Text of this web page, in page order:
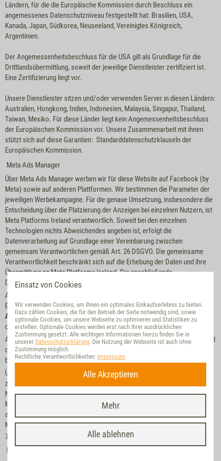
Einsatz von Cookies
Wir verwenden Cookies, um Ihnen ein optimales Einkaufserlebnis zu bieten.
Dazu zählen Cookies, die für den Betrieb der Seite notwendig sind, sowie
optionale Cookies, um unsere Webseite zu optimieren und Statistiken zu
erstellen. Optionale Cookies werden erst nach Ihrer ausdrücklichen
Zustimmung gesetzt. Alle wichtigen Informationen hierzu finden Sie in
unserer Datenschutzerklärung. Die Nutzung der Webseite ist auch ohne
Zustimmung möglich.
Rechtliche Verantwortlichkeiten: Impressum
Alle Akzeptieren
Mehr
Ländern, für die die Europäische Kommission durch Beschluss ein
angemessenes Datenschutzniveau festgestellt hat: Brasilien, USA,
Kanada, Japan, Südkorea, Neuseeland, Vereinigtes Königreich,
Argentinien.
Der Angemessenheitsbeschluss für die USA gilt als Grundlage für die
Drittlandsübermittlung, soweit der jeweilige Dienstleister zertifiziert ist.
Eine Zertifizierung liegt vor.
Unsere Dienstleister sitzen und/oder verwenden Server in diesen Ländern:
Australien, Hongkong, Indien, Indonesien, Malaysia, Singapur, Thailand,
Taiwan, Mexiko. Für diese Länder liegt kein Angemessenheitsbeschluss
der Europäischen Kommission vor. Unsere Zusammenarbeit mit ihnen
stützt sich auf diese Garantien: Standarddatenschutzklauseln der
Europäischen Kommission.
Meta Ads Manager
Über Meta Ads Manager werben wir für diese Website auf Facebook (by
Meta) sowie auf anderen Plattformen. Wir bestimmen die Parameter der
jeweiligen Werbekampagne. Für die genaue Umsetzung, insbesondere die
Entscheidung über die Platzierung der Anzeigen bei einzelnen Nutzern, ist
Meta Platforms Ireland verantwortlich. Soweit bei den einzelnen
Technologien nichts Abweichendes angeben ist, erfolgt die
Datenverarbeitung auf Grundlage einer Vereinbarung zwischen
gemeinsam Verantwortlichen gemäß Art. 26 DSGVO. Die gemeinsame
Verantwortlichkeit beschränkt sich auf die Erhebung der Daten und ihre
Übermittlung an Meta Platforms Ireland. Die anschließende
Datenverarbeitung durch Meta Platforms Ireland ist hiervon nicht erfasst.
Auf Grundlage der über Meta Pixel erstellten Statistiken über
Besucheraktivitäten auf unserer Webseite betreiben wir überCustom
Audiencesgruppenbasierte Werbung auf Facebook (by Meta), indem wir
die Merkmale der jeweiligen Zielgruppe bestimmen.
Auf Grundlage der vom Meta Pixel gesetzten pseudonymen Cookie-ID und
der erhobenen Daten über Ihr Nutzungsverhaltens auf unserer Webseite
betreiben wir über Custom Audiences personalisierte Werbung.
Über
(über Meta Pixel oder Conversations API) messen wir
zur Webanalyse und Ereignisverfolgung Ihr nachfolgendes
Nutzungsverhalten, wenn Sie über eine Werbeanzeige von Meta Ads
Manager auf unsere Website gelangt sind. Die Datenverarbeitung erfolgt
auf Grundlage einer Vereinbarung über die Auftragsverarbeitung durch
Meta Platforms Ireland.
7.4 Sonstige Anbieter von Webanalyse- und Online-Marketing-Diensten
Einsatz von Dymatrix zur Webanalyse